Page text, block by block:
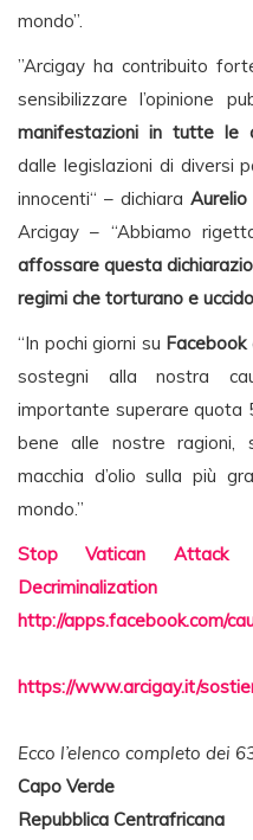
mondo”.
”Arcigay ha contribuito
sensibilizzare l’opinione
manifestazioni in tutte le
dalle legislazioni di diversi
innocenti“ – dichiara Aurelio
Arcigay – “Abbiamo
affossare questa
regimi che torturano e
“In pochi giorni su Facebook
sostegni alla nostra
importante superare quota
bene alle nostre ragioni,
macchia d’olio sulla più
mondo.”
Stop Vatican Attack
Decriminalization
http://apps.facebook.com/
https://www.arcigay.it/
Ecco l’elenco completo dei
Capo Verde
Repubblica Centrafricana